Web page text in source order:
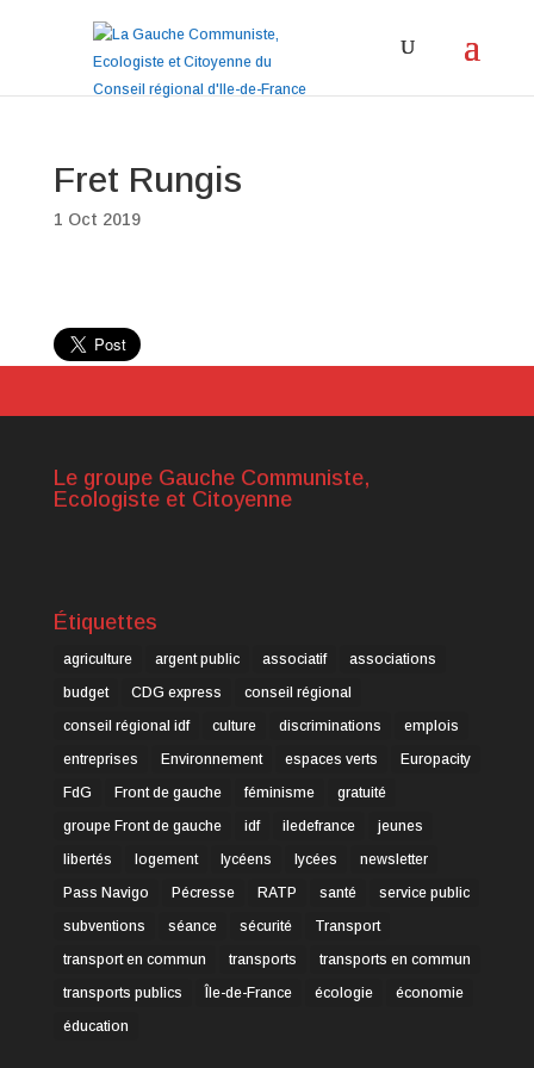
Fret Rungis
1 Oct 2019
Le groupe Gauche Communiste,
Ecologiste et Citoyenne
Étiquettes
agriculture argent public associatif
associations
budget
CDG express
conseil régional
conseil régional idf
culture discriminations
emplois
entreprises
Environnement espaces verts
Europacity
FdG
Front de gauche féminisme
gratuité
groupe Front de gauche
idf iledefrance
jeunes
libertés
logement lycéens lycées
newsletter
Pass Navigo
Pécresse RATP santé
service public
subventions
séance sécurité
Transport
transport en commun
transports
transports en commun
transports publics
Île-de-France écologie
économie
éducation